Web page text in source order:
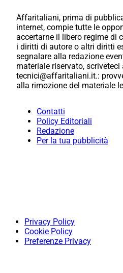
Affaritaliani, prima di
internet, compie tutte le
accertarne il libero regime di
i diritti di autore o altri diritti
segnalare alla redazione
materiale riservato, scriveteci
tecnici@affaritaliani.it.:
alla rimozione del materiale
Contatti
Policy Editoriali
Redazione
Per la tua pubblicità
Privacy Policy
Cookie Policy
Preferenze Privacy